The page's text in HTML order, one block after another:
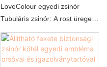
személyi igazolvány hosszú
nyaki zsinór
LoveColour egyedi zsinór
Tubuláris zsinór: A rost üreges
cső alakú zsinórgá (O-alakú
keresztmetszettel) készíti el
egy speciális szövési